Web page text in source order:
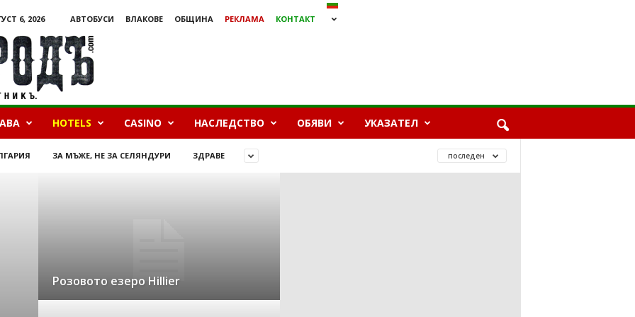
6, 2026 АВТОБУСИ ВЛАКОВЕ ОБЩИНА РЕКЛАМА
КОНТАКТ
HOTELS CASINO НАСЛЕДСТВО ОБЯВИ УКАЗАТЕЛ
ЗА МЪЖЕ, НЕ ЗА СЕЛЯНДУРИ ЗДРАВЕ последен
Розовото езеро Hillier